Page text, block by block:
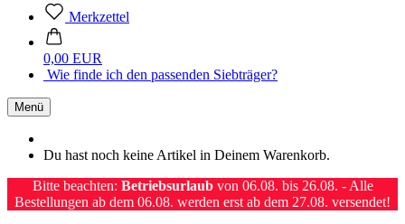
Merkzettel
0,00 EUR
Wie finde ich den passenden Siebträger?
Menü
Du hast noch keine Artikel in Deinem Warenkorb.
Bitte beachten: Betriebsurlaubvon 06.08. bis 26.08. - Alle
Bestellungen ab dem 06.08. werden erst ab dem 27.08. versendet!